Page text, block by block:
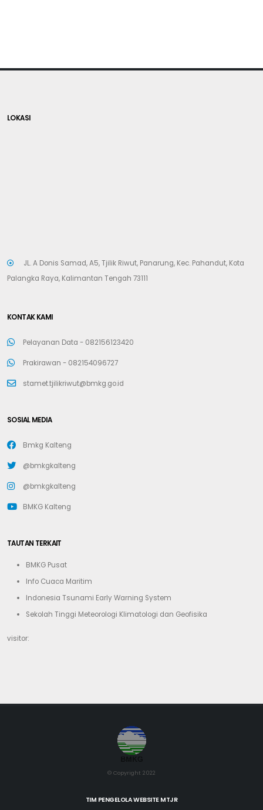
LOKASI
JL. A Donis Samad, A5, Tjilik Riwut, Panarung, Kec. Pahandut, Kota
Palangka Raya, Kalimantan Tengah 73111
KONTAK KAMI
Pelayanan Data - 082156123420
Prakirawan - 082154096727
stamet.tjilikriwut@bmkg.go.id
SOSIAL MEDIA
Bmkg Kalteng
@bmkgkalteng
@bmkgkalteng
BMKG Kalteng
TAUTAN TERKAIT
BMKG Pusat
Info Cuaca Maritim
Indonesia Tsunami Early Warning System
Sekolah Tinggi Meteorologi Klimatologi dan Geofisika
visitor:
© Copyright 2022
TIM PENGELOLA WEBSITE MTJR